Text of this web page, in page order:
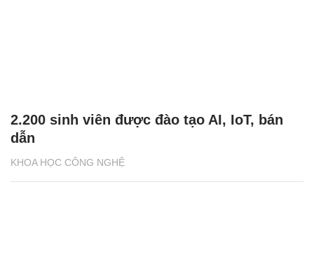
KHOA HỌC CÔNG NGHỆ
2.200 sinh viên được đào tạo AI, IoT, bán
dẫn